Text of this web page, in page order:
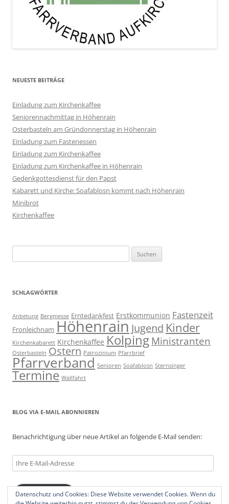
NEUESTE BEITRÄGE
Einladung zum Kirchenkaffee
Seniorennachmittag in Höhenrain
Osterbasteln am Gründonnerstag in Höhenrain
Einladung zum Fastenessen
Einladung zum Kirchenkaffee
Einladung zum Kirchenkaffee in Höhenrain
Gedenkgottesdienst für den Papst
Kabarett und Kirche: Soafablosn kommt nach Höhenrain
Minibrot
Kirchenkaffee
nach:
SCHLAGWÖRTER
Anbetung Bergmesse Erntedankfest Erstkommunion Fastenzeit
Fronleichnam Höhenrain Jugend Kinder
Kirchenkabarett Kirchenkaffee Kolping Ministranten
Osterbasteln Ostern Patrozinium Pfarrbrief
Pfarrverband Senioren Soafablosn Sternsinger
Termine Wallfahrt
BLOG VIA E-MAIL ABONNIEREN
Benachrichtigung über neue Artikel an folgende E-Mail senden:
Ihre
E-
Mail-
Adresse
Abonnieren
Datenschutz und Cookies: Diese Website verwendet Cookies. Wenn du